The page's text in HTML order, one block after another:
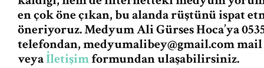
en çok öne çıkan, bu alanda rüştünü ispat
öneriyoruz. Medyum Ali Gürses Hoca’ya
telefondan,medyumalibey@gmail.commail
veyaİletişimformundan ulaşabilirsiniz.